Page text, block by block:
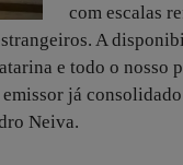
com escalas
A
e todo o
já
Neiva.